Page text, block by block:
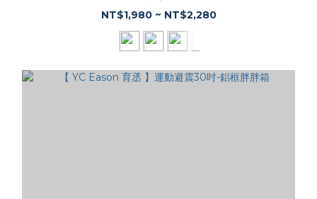
NT$1,980 ~ NT$2,280